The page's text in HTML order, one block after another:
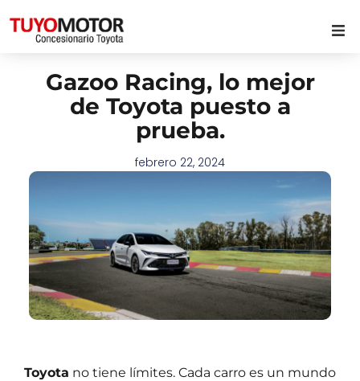
Gazoo Racing, lo mejor
de Toyota puesto a
prueba.
febrero 22, 2024
Toyota no tiene límites. Cada carro es un mundo